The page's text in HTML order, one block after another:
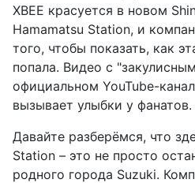
XBEE красуется в новом
Hamamatsu Station, и
того, чтобы показать, как
попала. Видео с
официальном YouTube-
вызывает улыбки у фанатов.
Давайте разберёмся, что
Station – это не просто
родного города Suzuki.